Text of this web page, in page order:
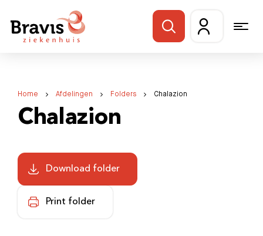
Home Afdelingen Folders Chalazion
Chalazion
Download folder
Print folder